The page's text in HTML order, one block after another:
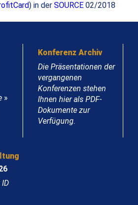
) in der SOURCE 02/2018
»
Konferenz Archiv
Die Präsentationen der
vergangenen
Konferenzen stehen
Ihnen hier als PDF-
Dokumente zur
Verfügung.